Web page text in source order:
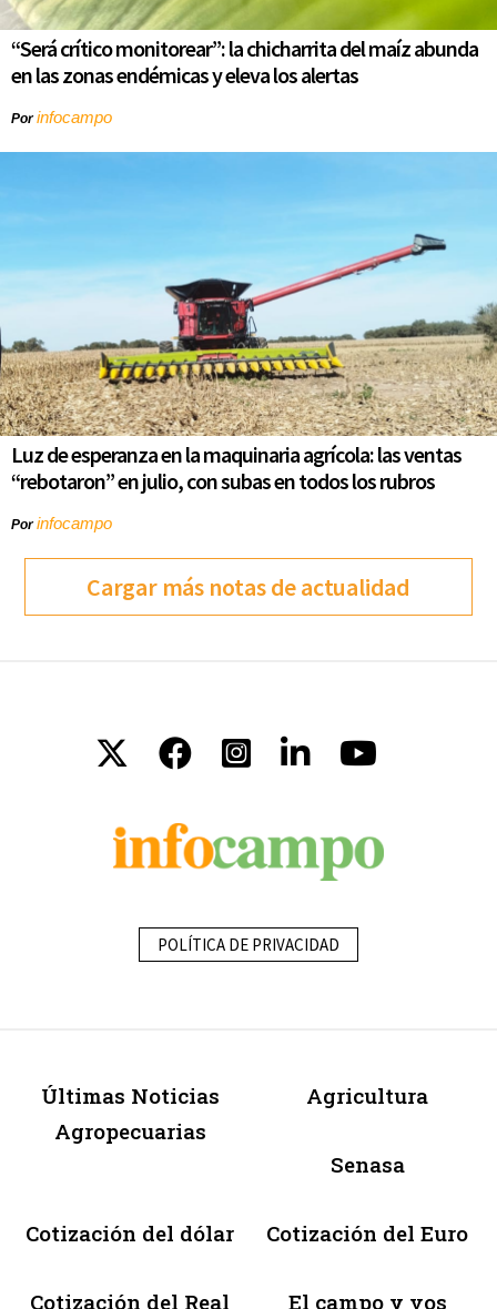
“Será crítico monitorear”: la chicharrita del maíz abunda
en las zonas endémicas y eleva los alertas
Porinfocampo
Luz de esperanza en la maquinaria agrícola: las ventas
“rebotaron” en julio, con subas en todos los rubros
Porinfocampo
Cargar más notas de actualidad
POLÍTICA DE PRIVACIDAD
Últimas Noticias
Agropecuarias
Agricultura
Senasa
Cotización del dólar Cotización del Euro
Cotización del Real El campo y vos